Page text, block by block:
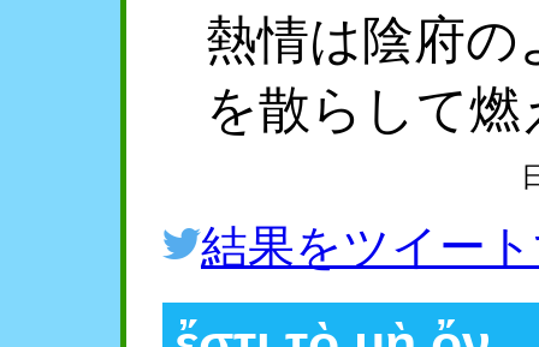
熱情は陰府の
を散らして燃
結果をツイー